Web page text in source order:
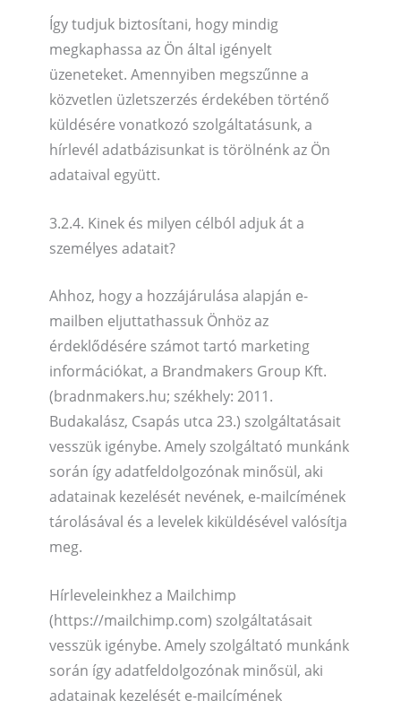
Így tudjuk biztosítani, hogy mindig
megkaphassa az Ön által igényelt
üzeneteket. Amennyiben megszűnne a
közvetlen üzletszerzés érdekében történő
küldésére vonatkozó szolgáltatásunk, a
hírlevél adatbázisunkat is törölnénk az Ön
adataival együtt.
3.2.4. Kinek és milyen célból adjuk át a
személyes adatait?
Ahhoz, hogy a hozzájárulása alapján e-
mailben eljuttathassuk Önhöz az
érdeklődésére számot tartó marketing
információkat, a Brandmakers Group Kft.
(bradnmakers.hu; székhely: 2011.
Budakalász, Csapás utca 23.) szolgáltatásait
vesszük igénybe. Amely szolgáltató munkánk
során így adatfeldolgozónak minősül, aki
adatainak kezelését nevének, e-mailcímének
tárolásával és a levelek kiküldésével valósítja
meg.
Hírleveleinkhez a Mailchimp
(https://mailchimp.com) szolgáltatásait
vesszük igénybe. Amely szolgáltató munkánk
során így adatfeldolgozónak minősül, aki
adatainak kezelését e-mailcímének